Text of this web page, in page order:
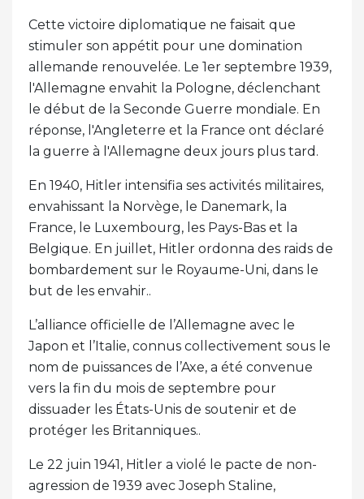
Cette victoire diplomatique ne faisait que
stimuler son appétit pour une domination
allemande renouvelée. Le 1er septembre 1939,
l'Allemagne envahit la Pologne, déclenchant
le début de la Seconde Guerre mondiale. En
réponse, l'Angleterre et la France ont déclaré
la guerre à l'Allemagne deux jours plus tard.
En 1940, Hitler intensifia ses activités militaires,
envahissant la Norvège, le Danemark, la
France, le Luxembourg, les Pays-Bas et la
Belgique. En juillet, Hitler ordonna des raids de
bombardement sur le Royaume-Uni, dans le
but de les envahir..
L’alliance officielle de l’Allemagne avec le
Japon et l’Italie, connus collectivement sous le
nom de puissances de l’Axe, a été convenue
vers la fin du mois de septembre pour
dissuader les États-Unis de soutenir et de
protéger les Britanniques..
Le 22 juin 1941, Hitler a violé le pacte de non-
agression de 1939 avec Joseph Staline,